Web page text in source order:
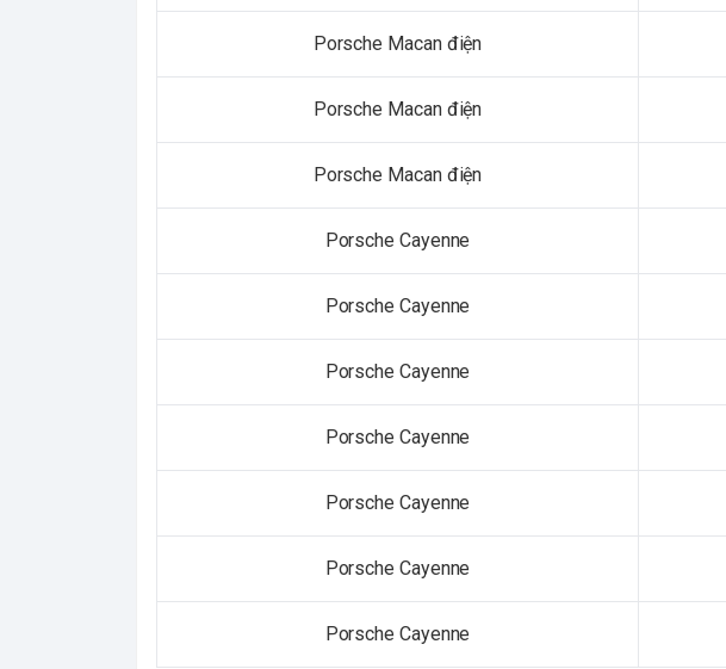
Porsche Macan điện
Porsche Macan điện
Porsche Macan điện
Porsche Cayenne
Porsche Cayenne
Porsche Cayenne
Porsche Cayenne
Porsche Cayenne
Porsche Cayenne
Porsche Cayenne